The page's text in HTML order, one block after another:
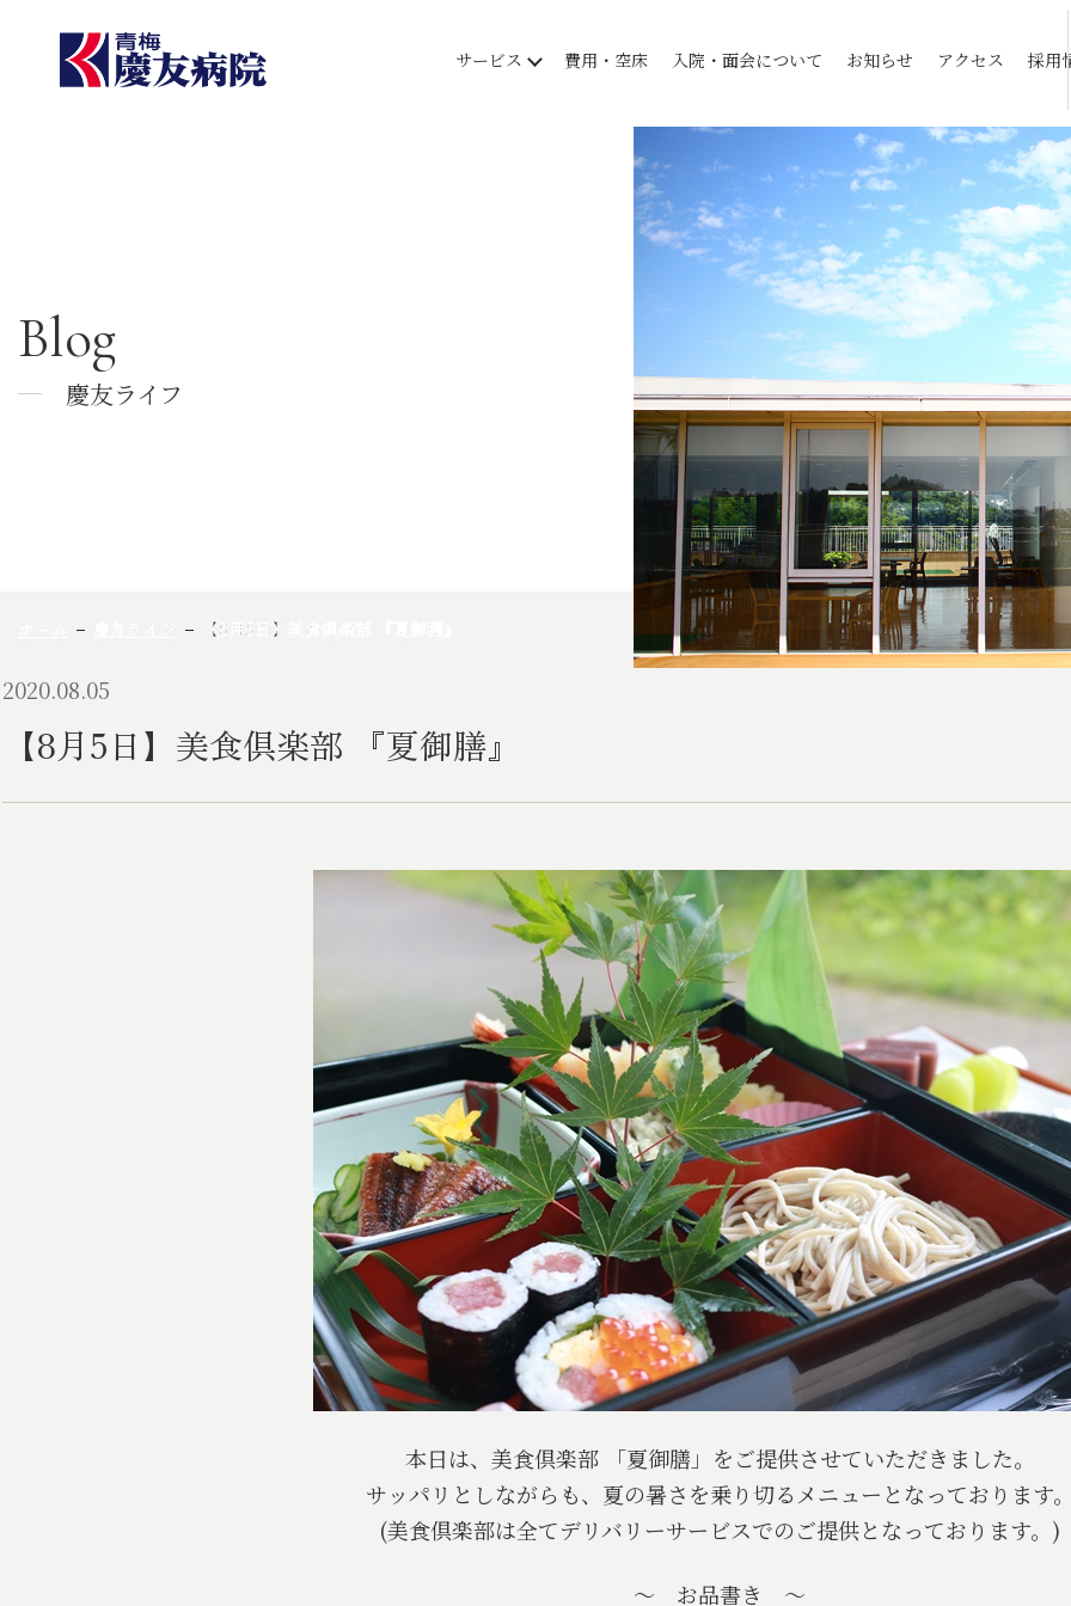
サービス 費用・空床 入院・面会について お知らせ アクセス 採用
Blog
慶友ライフ
慶友ライフ 【8月5日】美食倶楽部 『夏御膳』
2020.08.05
【8月5日】美食倶楽部 『夏御膳』
本日は、美食倶楽部 「夏御膳」をご提供させていただきました。
サッパリとしながらも、夏の暑さを乗り切るメニューとなっております
(美食倶楽部は全てデリバリーサービスでのご提供となっております。)
～ お品書き ～